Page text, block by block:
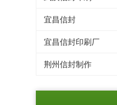
宜昌信封
宜昌信封印刷厂
荆州信封制作